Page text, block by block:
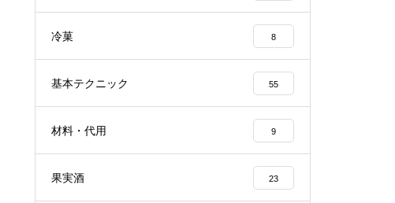
冷菓 8
基本テクニック 55
材料・代用 9
果実酒 23